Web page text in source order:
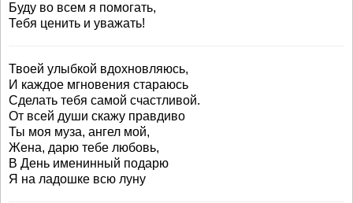
Буду во всем я помогать,
Тебя ценить и уважать!
Твоей улыбкой вдохновляюсь,
И каждое мгновения стараюсь
Сделать тебя самой счастливой.
От всей души скажу правдиво
Ты моя муза, ангел мой,
Жена, дарю тебе любовь,
В День именинный подарю
Я на ладошке всю луну